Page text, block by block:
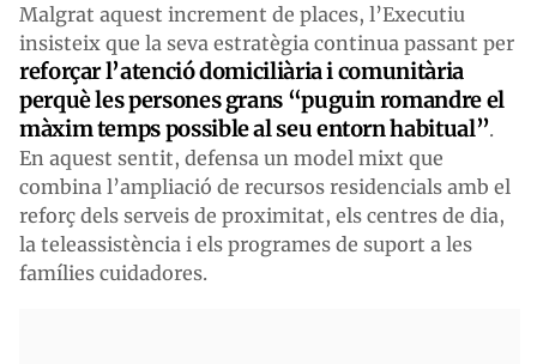
Malgrat aquest increment de places, l’Executiu
insisteix que la seva estratègia continua passant per
reforçar l’atenció domiciliària i comunitària
perquè les persones grans “puguin romandre el
màxim temps possible al seu entorn habitual”.
En aquest sentit, defensa un model mixt que
combina l’ampliació de recursos residencials amb el
reforç dels serveis de proximitat, els centres de dia,
la teleassistència i els programes de suport a les
famílies cuidadores.